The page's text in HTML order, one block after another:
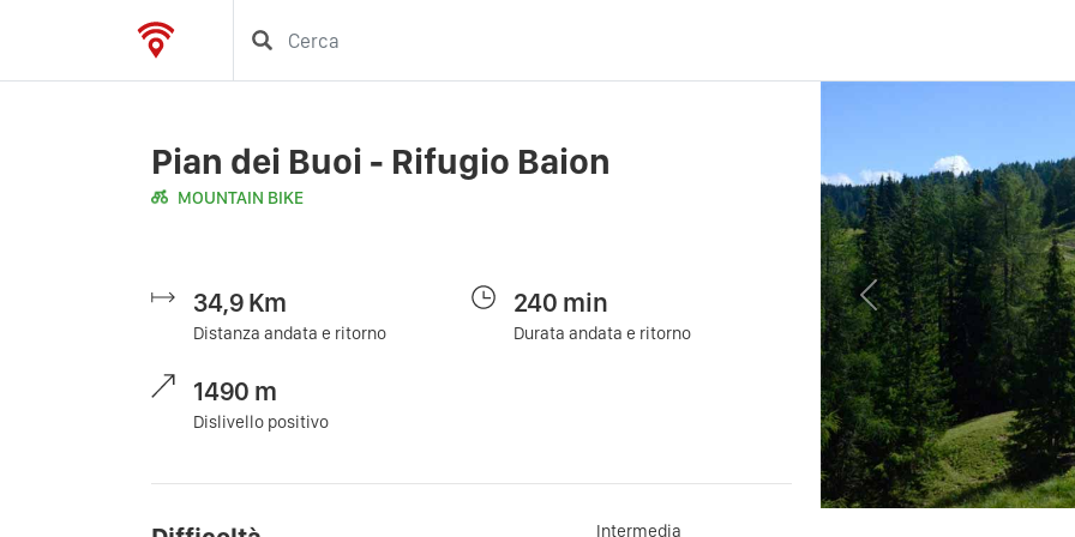
Pian dei Buoi - Rifugio Baion
MOUNTAIN BIKE
34,9Km
Distanza andata e ritorno
240 min
Durata andata e ritorno
1490 m
Dislivello positivo
Intermedia
Previous